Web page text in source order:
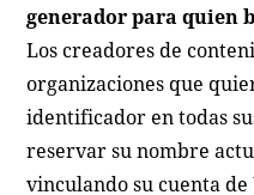
generador para quien
Los creadores de
organizaciones que
identificador en todas
reservar su nombre
vinculando su cuenta